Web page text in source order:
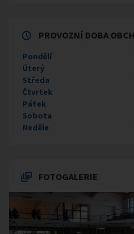
PROVOZNÍ DOBA
Pondělí
Úterý
Středa
Čtvrtek
Pátek
Sobota
Neděle
FOTOGALERIE